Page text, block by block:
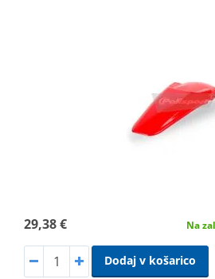
29,38 € Na
Dodaj v košarico